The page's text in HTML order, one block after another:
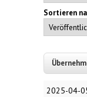
Sortieren
2025-04-